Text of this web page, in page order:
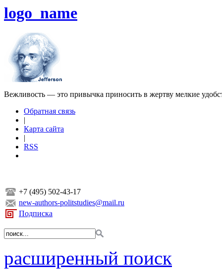
logo_name
Вежливость — это привычка приносить в жертву мелкие
Обратная связь
|
Карта сайта
|
RSS
+7 (495) 502-43-17
new-authors-politstudies@mail.ru
Подписка
расширенный поиск